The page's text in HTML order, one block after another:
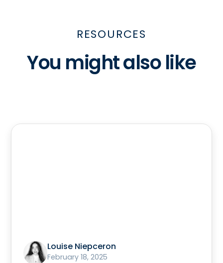
RESOURCES
You might also like
Louise Niepceron
February 18, 2025